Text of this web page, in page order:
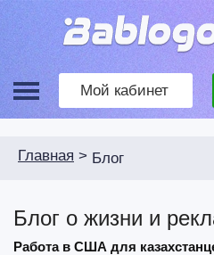
Мой кабинет
Главная > Блог
Блог о жизни и
Работа в США для